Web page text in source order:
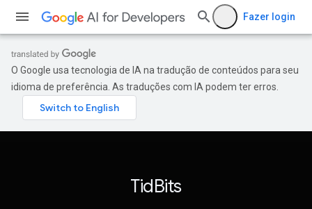
Fazer login
O Google usa tecnologia de IA na tradução de conteúdos para seu
idioma de preferência. As traduções com IA podem ter erros.
TidBits